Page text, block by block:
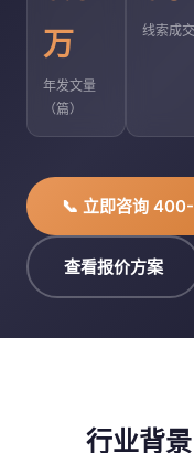
万
年发文量
（篇）
线索成
📞 立即咨询
查看报价方案
行业背景